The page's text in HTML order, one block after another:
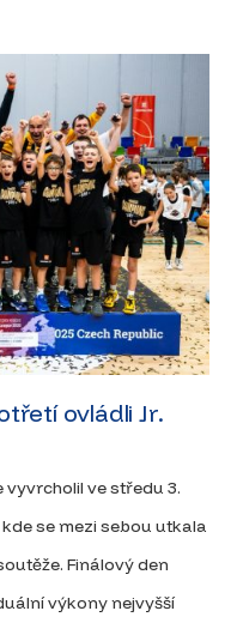
ovládli Jr.
vyvrcholil ve středu 3.
se mezi sebou utkala
Finálový den
výkony nejvyšší